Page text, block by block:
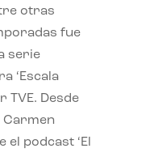
otras
fue
serie
‘Escala
TVE. Desde
Carmen
podcast ‘El